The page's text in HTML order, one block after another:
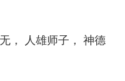
人雄师子， 神德